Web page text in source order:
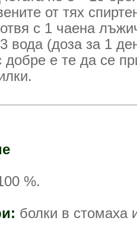
от тях
с 1 чаена
вода (доза за 1
добре е те да се
%.
болки в стомаха